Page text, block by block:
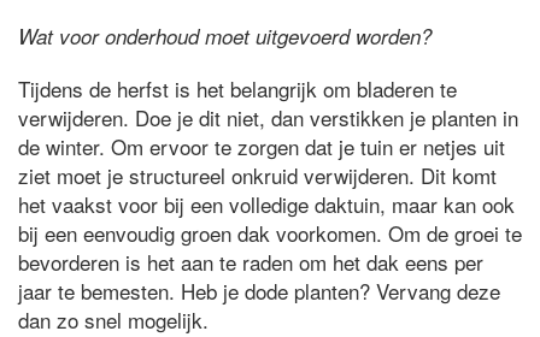
Wat voor onderhoud moet uitgevoerd worden?
Tijdens de herfst is het belangrijk om bladeren te
verwijderen. Doe je dit niet, dan verstikken je planten in
de winter. Om ervoor te zorgen dat je tuin er netjes uit
ziet moet je structureel onkruid verwijderen. Dit komt
het vaakst voor bij een volledige daktuin, maar kan ook
bij een eenvoudig groen dak voorkomen. Om de groei te
bevorderen is het aan te raden om het dak eens per
jaar te bemesten. Heb je dode planten? Vervang deze
dan zo snel mogelijk.